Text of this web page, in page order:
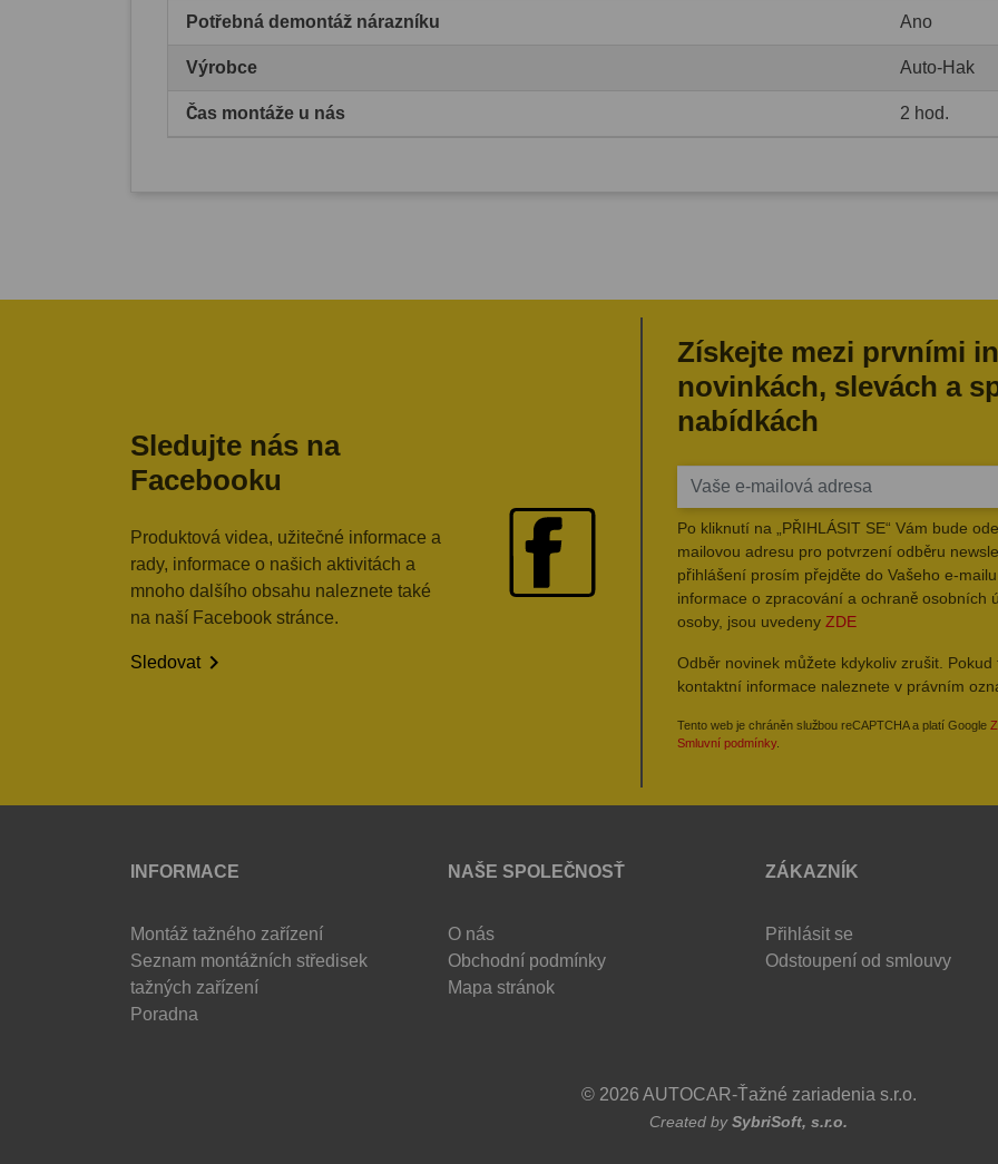
Potřebná demontáž nárazníku Ano
Výrobce Auto-Hak
Čas montáže u nás 2 hod.
Sledujte nás na
Facebooku
Produktová videa, užitečné informace a
rady, informace o našich aktivitách a
mnoho dalšího obsahu naleznete také
na naší Facebook stránce.
Sledovat
Získejte mezi prvními
novinkách, slevách a
nabídkách
Po kliknutí na „PŘIHLÁSIT SE“ Vám bude
mailovou adresu pro potvrzení odběru
přihlášení prosím přejděte do Vašeho e-
informace o zpracování a ochraně osobních
osoby, jsou uvedeny ZDE
Odběr novinek můžete kdykoliv zrušit.
kontaktní informace naleznete v právním
Tento web je chráněn službou reCAPTCHA a platí Google
Smluvní podmínky.
INFORMACE
Montáž tažného zařízení
Seznam montážních středisek
tažných zařízení
Poradna
NAŠE SPOLEČNOSŤ
O nás
Obchodní podmínky
Mapa stránok
ZÁKAZNÍK
Přihlásit se
Odstoupení od smlouvy
© 2026 AUTOCAR-Ťažné zariadenia s.r.o.
Created bySybriSoft, s.r.o.